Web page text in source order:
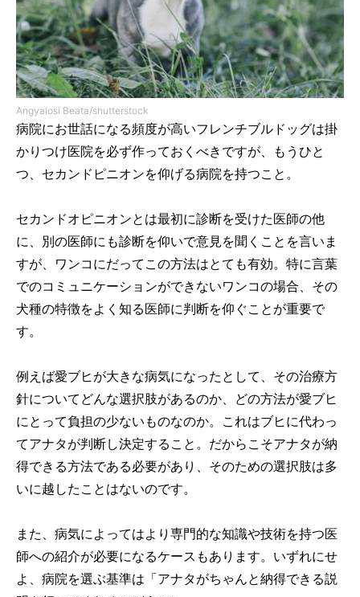
Angyalosi Beata/shutterstock
病院にお世話になる頻度が高いフレンチブルドッグは掛
かりつけ医院を必ず作っておくべきですが、もうひと
つ、セカンドピニオンを仰げる病院を持つこと。
セカンドオピニオンとは最初に診断を受けた医師の他
に、別の医師にも診断を仰いで意見を聞くことを言いま
すが、ワンコにだってこの方法はとても有効。特に言葉
でのコミュニケーションができないワンコの場合、その
犬種の特徴をよく知る医師に判断を仰ぐことが重要で
す。
例えば愛ブヒが大きな病気になったとして、その治療方
針についてどんな選択肢があるのか、どの方法が愛ブヒ
にとって負担の少ないものなのか。これはブヒに代わっ
てアナタが判断し決定すること。だからこそアナタが納
得できる方法である必要があり、そのための選択肢は多
いに越したことはないのです。
また、病気によってはより専門的な知識や技術を持つ医
師への紹介が必要になるケースもあります。いずれにせ
よ、病院を選ぶ基準は「アナタがちゃんと納得できる説